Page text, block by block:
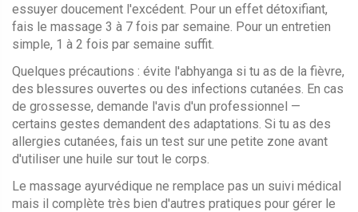
essuyer doucement l'excédent. Pour un effet détoxifiant,
fais le massage 3 à 7 fois par semaine. Pour un entretien
simple, 1 à 2 fois par semaine suffit.
Quelques précautions : évite l'abhyanga si tu as de la fièvre,
des blessures ouvertes ou des infections cutanées. En cas
de grossesse, demande l'avis d'un professionnel —
certains gestes demandent des adaptations. Si tu as des
allergies cutanées, fais un test sur une petite zone avant
d'utiliser une huile sur tout le corps.
Le massage ayurvédique ne remplace pas un suivi médical
mais il complète très bien d'autres pratiques pour gérer le